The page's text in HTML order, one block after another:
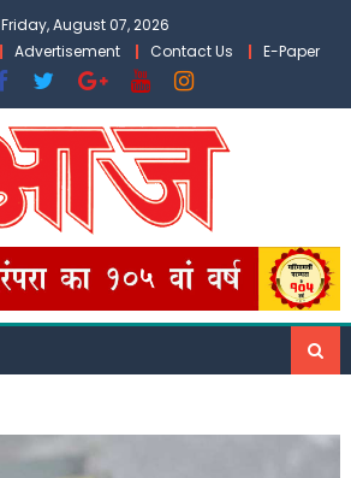
Friday, August 07, 2026
Advertisement Contact Us E-Paper